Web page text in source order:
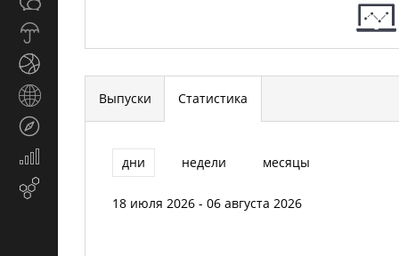
погоды
Страны
Туризм
Экономика
маркетинг
Выпуски Статистика
дни недели месяцы
18 июля 2026 - 06 августа 2026